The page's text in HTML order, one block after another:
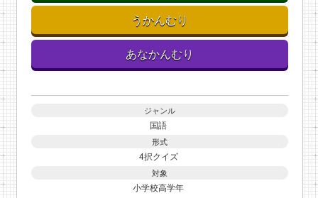
うかんむり
あなかんむり
ジャンル
国語
形式
4択クイズ
対象
小学校高学年